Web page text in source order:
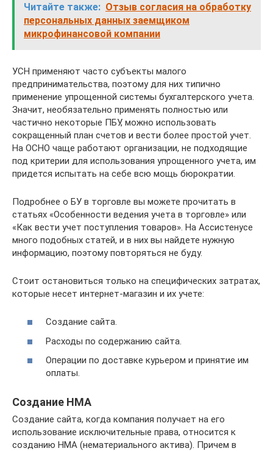
Читайте также: Отзыв согласия на обработку
персональных данных заемщиком
микрофинансовой компании
УСН применяют часто субъекты малого
предпринимательства, поэтому для них типично
применение упрощенной системы бухгалтерского учета.
Значит, необязательно применять полностью или
частично некоторые ПБУ, можно использовать
сокращенный план счетов и вести более простой учет.
На ОСНО чаще работают организации, не подходящие
под критерии для использования упрощенного учета, им
придется испытать на себе всю мощь бюрократии.
Подробнее о БУ в торговле вы можете прочитать в
статьях «Особенности ведения учета в торговле» или
«Как вести учет поступления товаров». На Ассистенусе
много подобных статей, и в них вы найдете нужную
информацию, поэтому повторяться не буду.
Стоит остановиться только на специфических затратах,
которые несет интернет-магазин и их учете:
Создание сайта.
Расходы по содержанию сайта.
Операции по доставке курьером и принятие им
оплаты.
Создание НМА
Создание сайта, когда компания получает на его
использование исключительные права, относится к
созданию НМА (нематериального актива). Причем в